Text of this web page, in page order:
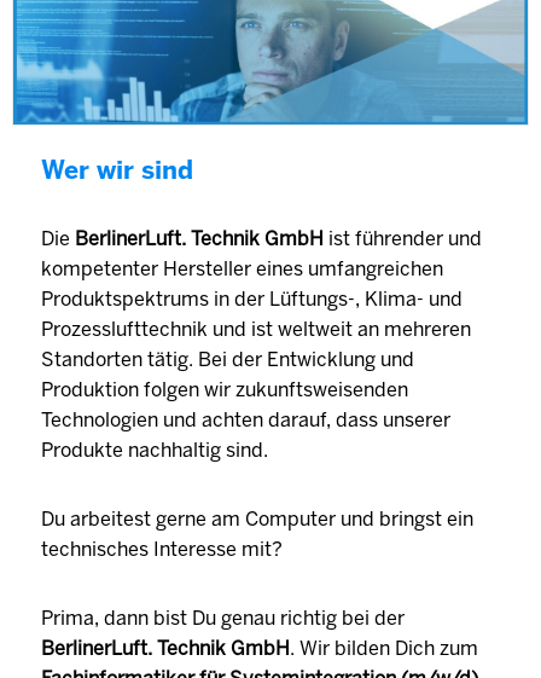
Wer wir sind
Die BerlinerLuft. Technik GmbH ist führender und
kompetenter Hersteller eines umfangreichen
Produktspektrums in der Lüftungs-, Klima- und
Prozesslufttechnik und ist weltweit an mehreren
Standorten tätig. Bei der Entwicklung und
Produktion folgen wir zukunftsweisenden
Technologien und achten darauf, dass unserer
Produkte nachhaltig sind.
Du arbeitest gerne am Computer und bringst ein
technisches Interesse mit?
Prima, dann bist Du genau richtig bei der
BerlinerLuft. Technik GmbH. Wir bilden Dich zum